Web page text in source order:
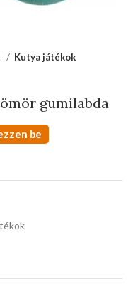
Kutya játékok
gumilabda
be